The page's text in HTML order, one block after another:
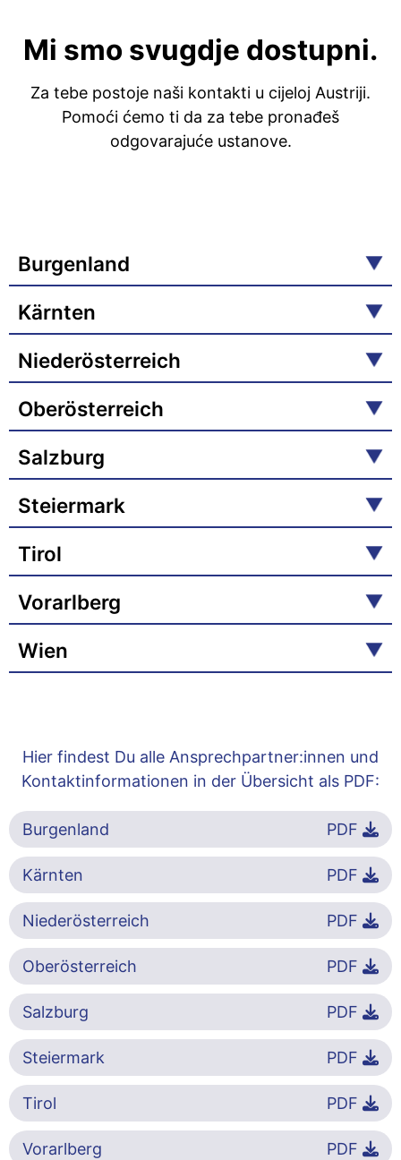
Mi smo svugdje dostupni.
Za tebe postoje naši kontakti u cijeloj Austriji.
Pomoći ćemo ti da za tebe pronađeš
odgovarajuće ustanove.
Burgenland
Kärnten
Niederösterreich
Oberösterreich
Salzburg
Steiermark
Tirol
Vorarlberg
Wien
Hier findest Du alle Ansprechpartner:innen und
Kontaktinformationen in der Übersicht als PDF:
Burgenland PDF
Kärnten PDF
Niederösterreich PDF
Oberösterreich PDF
Salzburg PDF
Steiermark PDF
Tirol PDF
Vorarlberg PDF